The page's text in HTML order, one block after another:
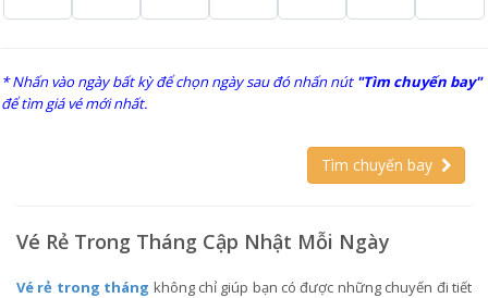
* Nhấn vào ngày bất kỳ để chọn ngày sau đó nhấn nút "Tìm chuyến bay"
để tìm giá vé mới nhất.
Tìm chuyến bay
Vé Rẻ Trong Tháng Cập Nhật Mỗi Ngày
Vé rẻ trong tháng không chỉ giúp bạn có được những chuyến đi tiết